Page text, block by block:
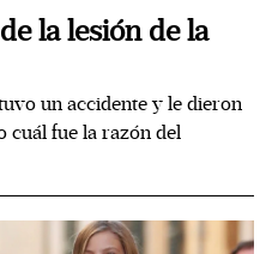
la lesión de la
un accidente y le dieron
cuál fue la razón del